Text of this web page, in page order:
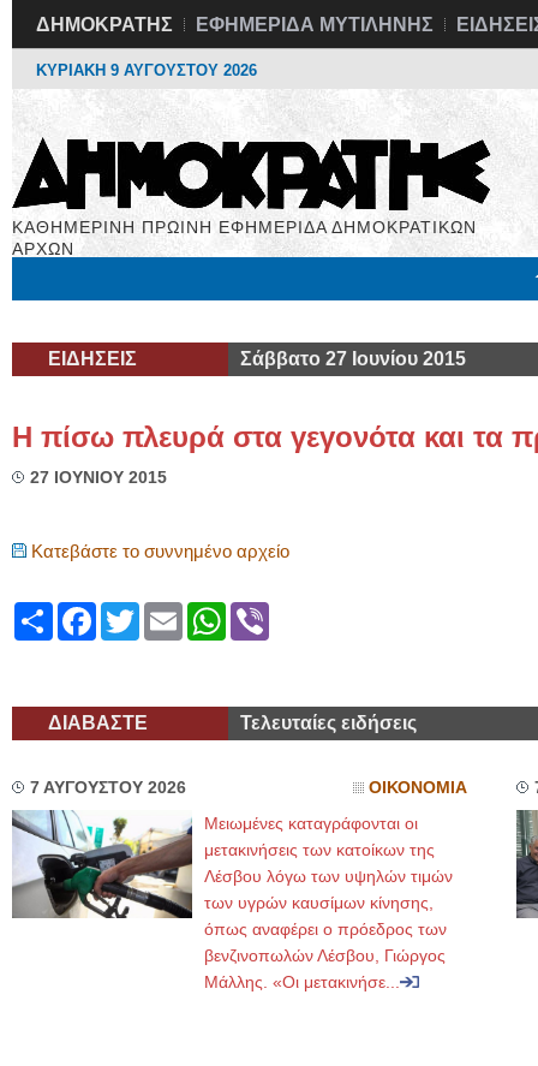
ΔΗΜΟΚΡΑΤΗΣ ΕΦΗΜΕΡΙΔΑ ΜΥΤΙΛΗΝΗΣ
ΚΥΡΙΑΚΗ 9 ΑΥΓΟΥΣΤΟΥ 2026
ΚΑΘΗΜΕΡΙΝΗ ΠΡΩΙΝΗ ΕΦΗΜΕΡΙΔΑ ΔΗΜΟΚΡΑΤΙΚΩΝ
ΑΡΧΩΝ
ΕΙΔΗΣΕΙΣ Σάββατο 27 Ιουνίου 2015
Η πίσω πλευρά στα γεγονότα και τα
27 ΙΟΥΝΙΟΥ 2015
Κατεβάστε το συννημένο αρχείο
ShareFacebook
TwitterEmailWhatsApp
ΔΙΑΒΑΣΤΕ Τελευταίες ειδήσεις
7 ΑΥΓΟΥΣΤΟΥ 2026 ΟΙΚΟΝΟΜΙΑ
Μειωμένες καταγράφονται οι
μετακινήσεις των κατοίκων της
Λέσβου λόγω των υψηλών τιμών
των υγρών καυσίμων κίνησης,
όπως αναφέρει ο πρόεδρος των
βενζινοπωλών Λέσβου, Γιώργος
Μάλλης. «Οι μετακινήσε...